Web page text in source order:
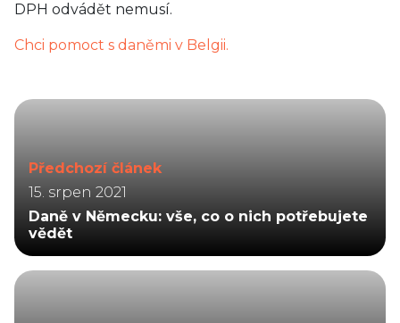
DPH odvádět nemusí.
Chci pomoct s daněmi v Belgii.
Předchozí článek
15. srpen 2021
Daně v Německu: vše, co o nich potřebujete
vědět